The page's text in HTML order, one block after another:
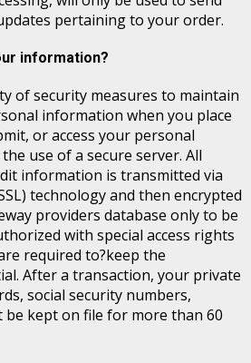
pertaining to your order.
information?
of security measures to maintain
information when you place
or access your personal
use of a secure server. All
information is transmitted via
technology and then encrypted
providers database only to be
with special access rights
required to?keep the
After a transaction, your private
social security numbers,
be kept on file for more than 60